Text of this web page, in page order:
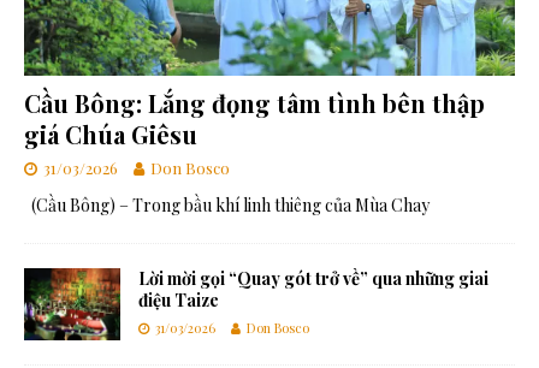
Cầu Bông: Lắng đọng tâm tình bên thập
giá Chúa Giêsu
31/03/2026 Don Bosco
(Cầu Bông) – Trong bầu khí linh thiêng của Mùa Chay
Lời mời gọi “Quay gót trở về” qua những giai
điệu Taize
31/03/2026 Don Bosco